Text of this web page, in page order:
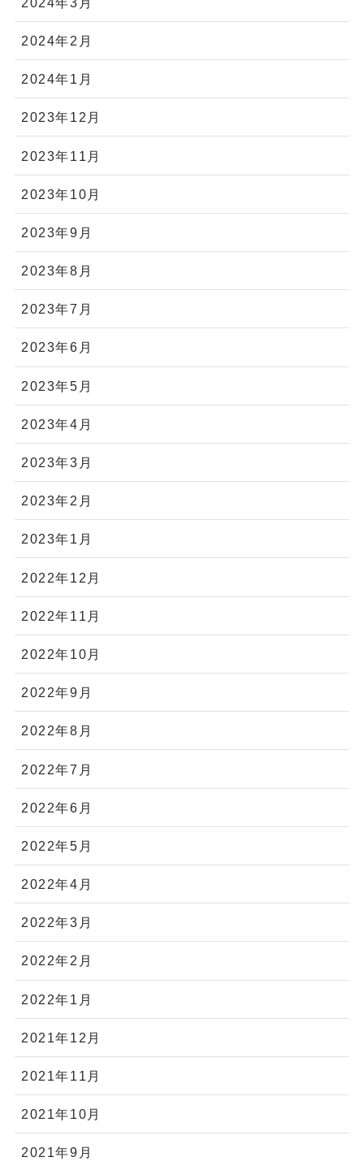
2024年2月
2024年1月
2023年12月
2023年11月
2023年10月
2023年9月
2023年8月
2023年7月
2023年6月
2023年5月
2023年4月
2023年3月
2023年2月
2023年1月
2022年12月
2022年11月
2022年10月
2022年9月
2022年8月
2022年7月
2022年6月
2022年5月
2022年4月
2022年3月
2022年2月
2022年1月
2021年12月
2021年11月
2021年10月
2021年9月